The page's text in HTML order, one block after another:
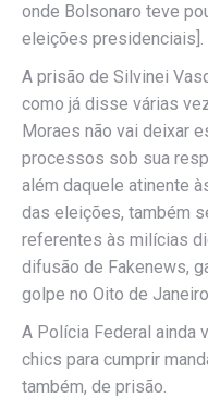
onde Bolsonaro teve
eleições presidenciais].
A prisão de Silvinei
como já disse várias
Moraes não vai deixar
processos sob sua
além daquele atinente
das eleições, também
referentes às milícias
difusão de Fakenews,
golpe no Oito de
A Polícia Federal ainda
chics para cumprir
também, de prisão.